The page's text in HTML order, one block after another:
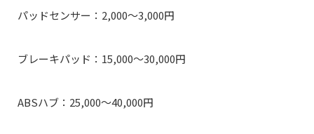
パッドセンサー：2,000〜3,000円
ブレーキパッド：15,000〜30,000円
ABSハブ：25,000〜40,000円